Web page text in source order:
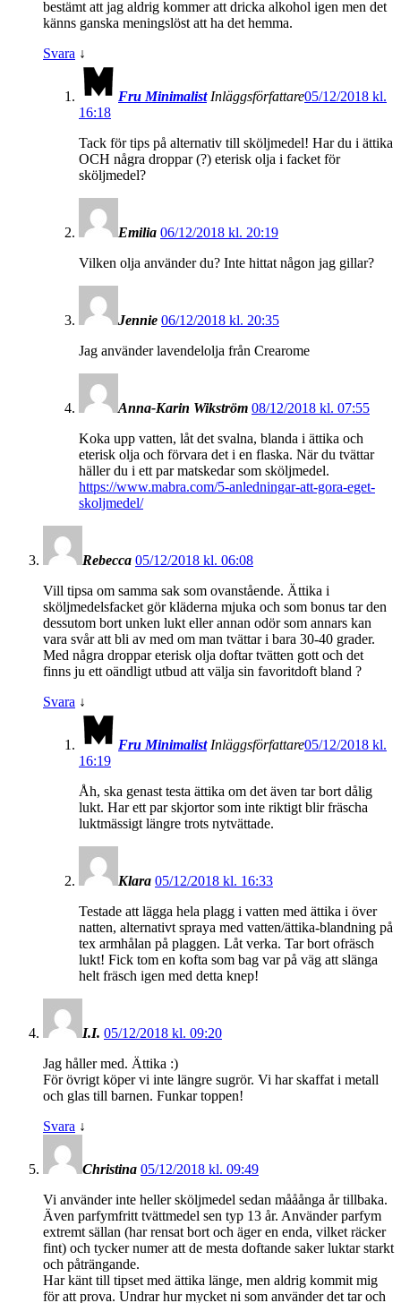
bestämt att jag aldrig kommer att dricka alkohol igen men det
känns ganska meningslöst att ha det hemma.
Svara ↓
Fru Minimalist Inläggsförfattare05/12/2018 kl.
16:18
Tack för tips på alternativ till sköljmedel! Har du i ättika
OCH några droppar (?) eterisk olja i facket för
sköljmedel?
Emilia 06/12/2018 kl. 20:19
Vilken olja använder du? Inte hittat någon jag gillar?
Jennie 06/12/2018 kl. 20:35
Jag använder lavendelolja från Crearome
Anna-Karin Wikström 08/12/2018 kl. 07:55
Koka upp vatten, låt det svalna, blanda i ättika och
eterisk olja och förvara det i en flaska. När du tvättar
häller du i ett par matskedar som sköljmedel.
https://www.mabra.com/5-anledningar-att-gora-eget-
skoljmedel/
Rebecca 05/12/2018 kl. 06:08
Vill tipsa om samma sak som ovanstående. Ättika i
sköljmedelsfacket gör kläderna mjuka och som bonus tar den
dessutom bort unken lukt eller annan odör som annars kan
vara svår att bli av med om man tvättar i bara 30-40 grader.
Med några droppar eterisk olja doftar tvätten gott och det
finns ju ett oändligt utbud att välja sin favoritdoft bland ?
Svara ↓
Fru Minimalist Inläggsförfattare05/12/2018 kl.
16:19
Åh, ska genast testa ättika om det även tar bort dålig
lukt. Har ett par skjortor som inte riktigt blir fräscha
luktmässigt längre trots nytvättade.
Klara 05/12/2018 kl. 16:33
Testade att lägga hela plagg i vatten med ättika i över
natten, alternativt spraya med vatten/ättika-blandning på
tex armhålan på plaggen. Låt verka. Tar bort ofräsch
lukt! Fick tom en kofta som bag var på väg att slänga
helt fräsch igen med detta knep!
I.I. 05/12/2018 kl. 09:20
Jag håller med. Ättika :)
För övrigt köper vi inte längre sugrör. Vi har skaffat i metall
och glas till barnen. Funkar toppen!
Svara ↓
Christina 05/12/2018 kl. 09:49
Vi använder inte heller sköljmedel sedan mååånga år tillbaka.
Även parfymfritt tvättmedel sen typ 13 år. Använder parfym
extremt sällan (har rensat bort och äger en enda, vilket räcker
fint) och tycker numer att de mesta doftande saker luktar starkt
och påträngande.
Har känt till tipset med ättika länge, men aldrig kommit mig
för att prova. Undrar hur mycket ni som använder det tar och